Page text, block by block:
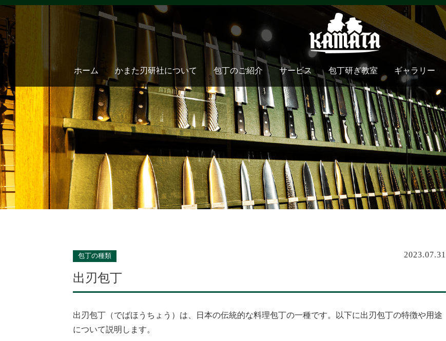
ホーム かまた刃研社について 包丁のご紹介 サービス 包丁研ぎ教室 ギャラリー
包丁の種類 2023.07.31
出刃包丁
出刃包丁（でばほうちょう）は、日本の伝統的な料理包丁の一種です。以下に出刃包丁の特徴や用途
について説明します。